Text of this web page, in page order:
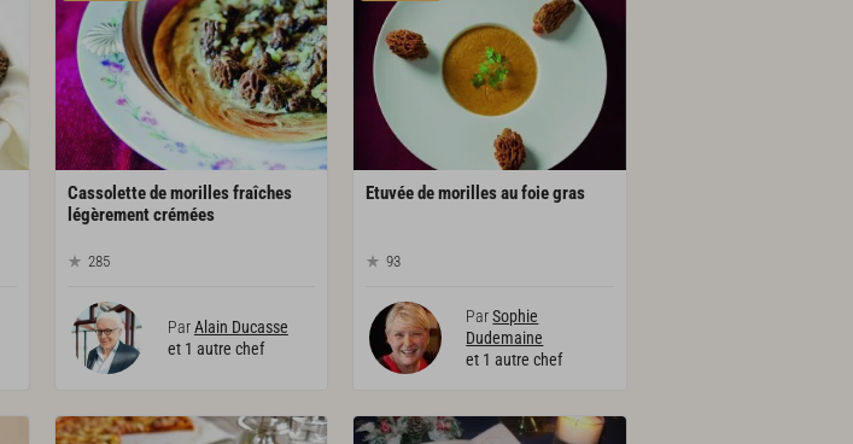
Cassolette de morilles fraîches
légèrement crémées
285
ParAlain Ducasse
et 1 autre chef
Etuvéedemorillesaufoiegras
93
ParSophie
Dudemaine
et 1 autre chef